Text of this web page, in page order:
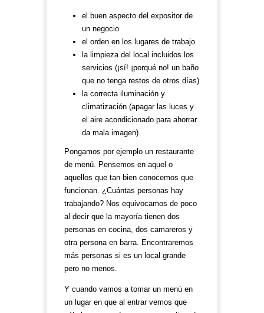
el buen aspecto del expositor de
un negocio
el orden en los lugares de trabajo
la limpieza del local incluidos los
servicios (¡sí! ¡porqué no! un baño
que no tenga restos de otros días)
la correcta iluminación y
climatización (apagar las luces y
el aire acondicionado para ahorrar
da mala imagen)
Pongamos por ejemplo un restaurante
de menú. Pensemos en aquel o
aquellos que tan bien conocemos que
funcionan. ¿Cuántas personas hay
trabajando? Nos equivocamos de poco
al decir que la mayoría tienen dos
personas en cocina, dos camareros y
otra persona en barra. Encontraremos
más personas si es un local grande
pero no menos.
Y cuando vamos a tomar un menú en
un lugar en que al entrar vemos que